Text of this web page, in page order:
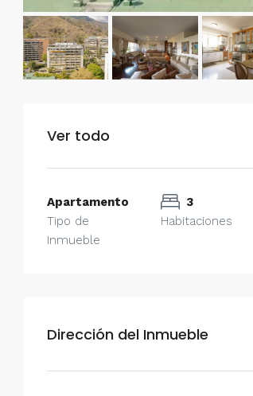
Ver todo
Apartamento
Tipo de
Inmueble
3
Habitaciones
Dirección del Inmueble